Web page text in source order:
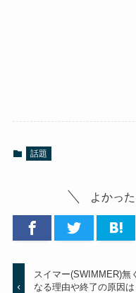
話題
よかっ
スイマー(SWIMMER)無く
なる理由や終了の原因は